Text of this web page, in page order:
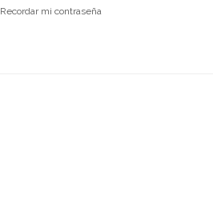
Recordar mi contraseña